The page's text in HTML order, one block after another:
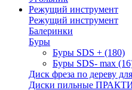
Режущий инструмент
Режущий инструмент
Балеринки
Буры
Буры SDS + (180)
Буры SDS- max
Диск фреза по дереву
Диски пильные